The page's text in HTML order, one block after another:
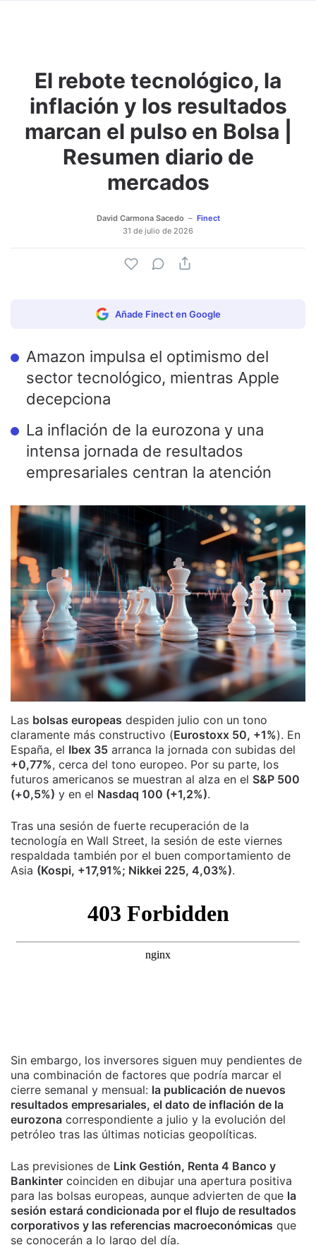
El rebote tecnológico, la
inflación y los resultados
marcan el pulso en Bolsa |
Resumen diario de
mercados
David Carmona Sacedo
Finect
31 de julio de 2026
Añade Finect en Google
Amazon impulsa el optimismo del
sector tecnológico, mientras Apple
decepciona
La inflación de la eurozona y una
intensa jornada de resultados
empresariales centran la atención
Las bolsas europeas despiden julio con un tono
claramente más constructivo (Eurostoxx 50, +1%). En
España, el Ibex 35 arranca la jornada con subidas del
+0,77%, cerca del tono europeo. Por su parte, los
futuros americanos se muestran al alza en el S&P 500
(+0,5%) y en el Nasdaq 100 (+1,2%).
Tras una sesión de fuerte recuperación de la
tecnología en Wall Street, la sesión de este viernes
respaldada también por el buen comportamiento de
Asia (Kospi, +17,91%; Nikkei 225, 4,03%).
Sin embargo, los inversores siguen muy pendientes de
una combinación de factores que podría marcar el
cierre semanal y mensual: la publicación de nuevos
resultados empresariales, el dato de inflación de la
eurozona correspondiente a julio y la evolución del
petróleo tras las últimas noticias geopolíticas.
Las previsiones de Link Gestión, Renta 4 Banco y
Bankinter coinciden en dibujar una apertura positiva
para las bolsas europeas, aunque advierten de que la
sesión estará condicionada por el flujo de resultados
corporativos y las referencias macroeconómicas que
se conocerán a lo largo del día.